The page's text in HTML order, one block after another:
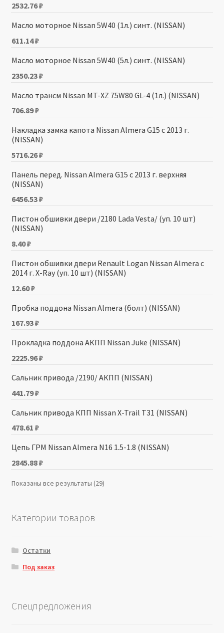
2532.76₽
Масло моторное Nissan 5W40 (1л.) синт. (NISSAN)
611.14₽
Масло моторное Nissan 5W40 (5л.) синт. (NISSAN)
2350.23₽
Масло трансм Nissan MT-XZ 75W80 GL-4 (1л.) (NISSAN)
706.89₽
Накладка замка капота Nissan Almera G15 с 2013 г.
(NISSAN)
5716.26₽
Панель перед. Nissan Almera G15 с 2013 г. верхняя
(NISSAN)
6456.53₽
Пистон обшивки двери /2180 Lada Vesta/ (уп. 10 шт)
(NISSAN)
8.40₽
Пистон обшивки двери Renault Logan Nissan Almera с
2014 г. X-Ray (уп. 10 шт) (NISSAN)
12.60₽
Пробка поддона Nissan Almera (болт) (NISSAN)
167.93₽
Прокладка поддона АКПП Nissan Juke (NISSAN)
2225.96₽
Сальник привода /2190/ АКПП (NISSAN)
441.79₽
Сальник привода КПП Nissan X-Trail T31 (NISSAN)
478.61 ₽
Цепь ГРМ Nissan Almera N16 1.5-1.8 (NISSAN)
2845.88₽
Показаны все результаты (29)
Категории товаров
Остатки
Под заказ
Спецпредложения